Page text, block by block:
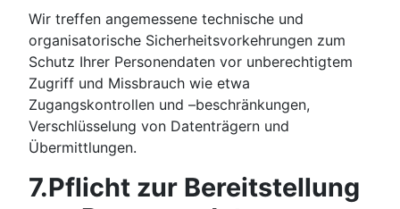
Wir treffen angemessene technische und
organisatorische Sicherheitsvorkehrungen zum
Schutz Ihrer Personendaten vor unberechtigtem
Zugriff und Missbrauch wie etwa
Zugangskontrollen und –beschränkungen,
Verschlüsselung von Datenträgern und
Übermittlungen.
7.Pflicht zur Bereitstellung